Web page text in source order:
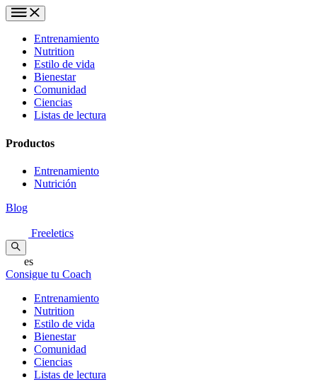
Entrenamiento
Nutrition
Estilo de vida
Bienestar
Comunidad
Ciencias
Listas de lectura
Productos
Entrenamiento
Nutrición
Blog
Freeletics
es
Consigue tu Coach
Entrenamiento
Nutrition
Estilo de vida
Bienestar
Comunidad
Ciencias
Listas de lectura